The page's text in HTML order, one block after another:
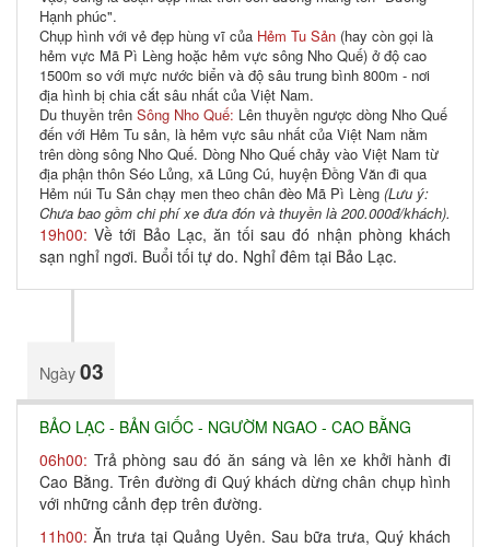
Hạnh phúc".
Chụp hình với vẻ đẹp hùng vĩ của Hẻm Tu Sản (hay còn gọi là
hẻm vực Mã Pì Lèng hoặc hẻm vực sông Nho Quế) ở độ cao
1500m so với mực nước biển và độ sâu trung bình 800m - nơi
địa hình bị chia cắt sâu nhất của Việt Nam.
Du thuyền trên Sông Nho Quế: Lên thuyền ngược dòng Nho Quế
đến với Hẻm Tu sản, là hẻm vực sâu nhất của Việt Nam nằm
trên dòng sông Nho Quế. Dòng Nho Quế chảy vào Việt Nam từ
địa phận thôn Séo Lủng, xã Lũng Cú, huyện Đồng Văn đi qua
Hẻm núi Tu Sản chạy men theo chân đèo Mã Pì Lèng (Lưu ý:
Chưa bao gồm chi phí xe đưa đón và thuyền là 200.000đ/khách).
19h00:Về tới Bảo Lạc, ăn tối sau đó nhận phòng khách
sạn nghỉ ngơi. Buổi tối tự do. Nghỉ đêm tại Bảo Lạc.
Ngày03
BẢO LẠC - BẢN GIỐC - NGƯỜM NGAO - CAO BẰNG
06h00: Trả phòng sau đó ăn sáng và lên xe khởi hành đi
Cao Bằng. Trên đường đi Quý khách dừng chân chụp hình
với những cảnh đẹp trên đường.
11h00: Ăn trưa tại Quảng Uyên. Sau bữa trưa, Quý khách